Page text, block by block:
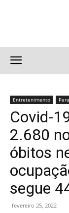
Entretenimento
Covid-
2.680
óbitos
segue
fevereiro 25, 2022